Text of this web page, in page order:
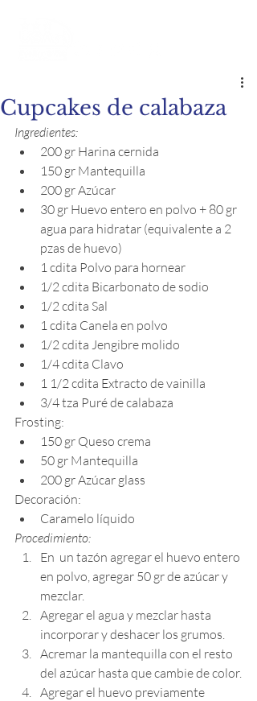
Cupcakes de calabaza
Ingredientes:
200 gr Harina cernida
150 gr Mantequilla
200 gr Azúcar
30 gr Huevo entero en polvo + 80 gr
agua para hidratar (equivalente a 2
pzas de huevo)
1 cdita Polvo para hornear
1/2 cdita Bicarbonato de sodio
1/2 cdita Sal
1 cdita Canela en polvo
1/2 cdita Jengibre molido
1/4 cdita Clavo
1 1/2 cdita Extracto de vainilla
3/4 tza Puré de calabaza
Frosting:
150 gr Queso crema
50 gr Mantequilla
200 gr Azúcar glass
Decoración:
Caramelo líquido
Procedimiento:
En  un tazón agregar el huevo entero
en polvo, agregar 50 gr de azúcar y
mezclar.
Agregar el agua y mezclar hasta
incorporar y deshacer los grumos.
Acremar la mantequilla con el resto
del azúcar hasta que cambie de color.
Agregar el huevo previamente